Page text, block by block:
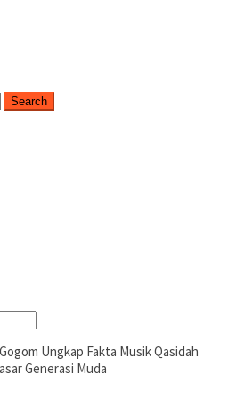
Search
Ungkap Fakta Musik Qasidah
Generasi Muda